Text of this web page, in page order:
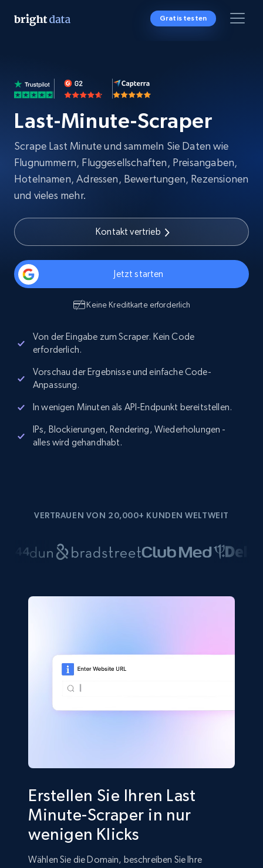
Gratis testen
Last-Minute-Scraper
Scrape Last Minute und sammeln Sie Daten wie
Flugnummern, Fluggesellschaften, Preisangaben,
Hotelnamen, Adressen, Bewertungen, Rezensionen
und vieles mehr.
Kontakt vertrieb
Jetzt starten
Keine Kreditkarte erforderlich
Von der Eingabe zum Scraper. Kein Code
erforderlich.
Vorschau der Ergebnisse und einfache Code-
Anpassung.
In wenigen Minuten als API-Endpunkt bereitstellen.
IPs, Blockierungen, Rendering, Wiederholungen -
alles wird gehandhabt.
VERTRAUEN VON 20,000+ KUNDEN WELTWEIT
Erstellen Sie Ihren Last
Minute-Scraper in nur
wenigen Klicks
Wählen Sie die Domain, beschreiben Sie Ihre